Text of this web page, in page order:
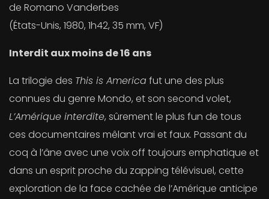
de Romano Vanderbes
(États-Unis, 1980, 1h42, 35 mm, VF)
Interdit aux moins de 16 ans
La trilogie des This is Americafut une des plus
connues du genre Mondo, et son second volet,
L’Amérique interdite, sûrement le plus fun de tous
ces documentaires mêlant vrai et faux. Passant du
coq à l’âne avec une voix off toujours emphatique et
dans un esprit proche du zapping télévisuel, cette
exploration de la face cachée de l’Amérique anticipe